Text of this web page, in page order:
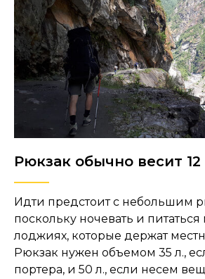
Рюкзак обычно весит 12
Идти предстоит с небольшим
поскольку ночевать и
лоджиях, которые держат
Рюкзак нужен объемом 35 л.,
портера, и 50 л., если несем